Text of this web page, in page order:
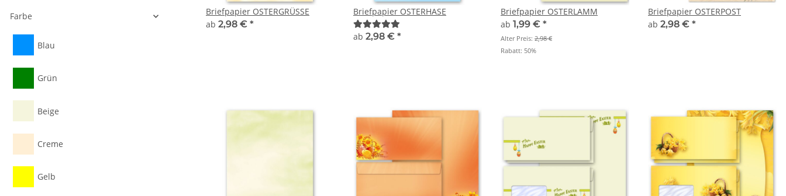
Briefpapier OSTERGRÜSSE
ab 2,98 € *
Briefpapier OSTERHASE
ab 2,98 € *
Briefpapier OSTERLAMM
ab 1,99 € *
Alter Preis: 2,98 €
Rabatt: 50%
Briefpapier OSTERPOST
ab 2,98 € *
Farbe
Blau
Grün
Beige
Creme
Gelb